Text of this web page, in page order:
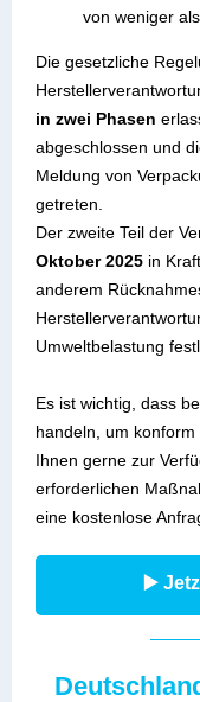
von weniger
Die gesetzliche
in zwei Phasen
abgeschlossen und
Meldung von
getreten.
Der zweite Teil der
Oktober 2025 in
anderem
Umweltbelastung
Es ist wichtig, dass
handeln, um
Ihnen gerne zur
erforderlichen
eine kostenlose
▶️